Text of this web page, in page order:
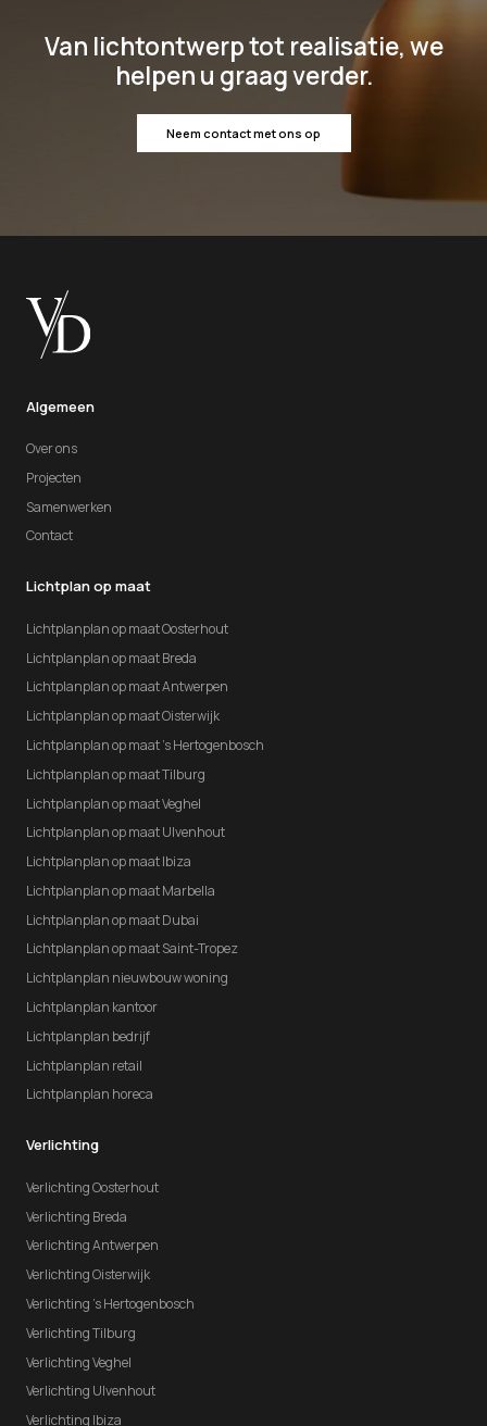
Van lichtontwerp tot realisatie, we
helpen u graag verder.
Neem contact met ons op
Algemeen
Over ons
Projecten
Samenwerken
Contact
Lichtplan op maat
Lichtplanplan op maat Oosterhout
Lichtplanplan op maat Breda
Lichtplanplan op maat Antwerpen
Lichtplanplan op maat Oisterwijk
Lichtplanplan op maat 's Hertogenbosch
Lichtplanplan op maat Tilburg
Lichtplanplan op maat Veghel
Lichtplanplan op maat Ulvenhout
Lichtplanplan op maat Ibiza
Lichtplanplan op maat Marbella
Lichtplanplan op maat Dubai
Lichtplanplan op maat Saint-Tropez
Lichtplanplan nieuwbouw woning
Lichtplanplan kantoor
Lichtplanplan bedrijf
Lichtplanplan retail
Lichtplanplan horeca
Verlichting
Verlichting Oosterhout
Verlichting Breda
Verlichting Antwerpen
Verlichting Oisterwijk
Verlichting 's Hertogenbosch
Verlichting Tilburg
Verlichting Veghel
Verlichting Ulvenhout
Verlichting Ibiza